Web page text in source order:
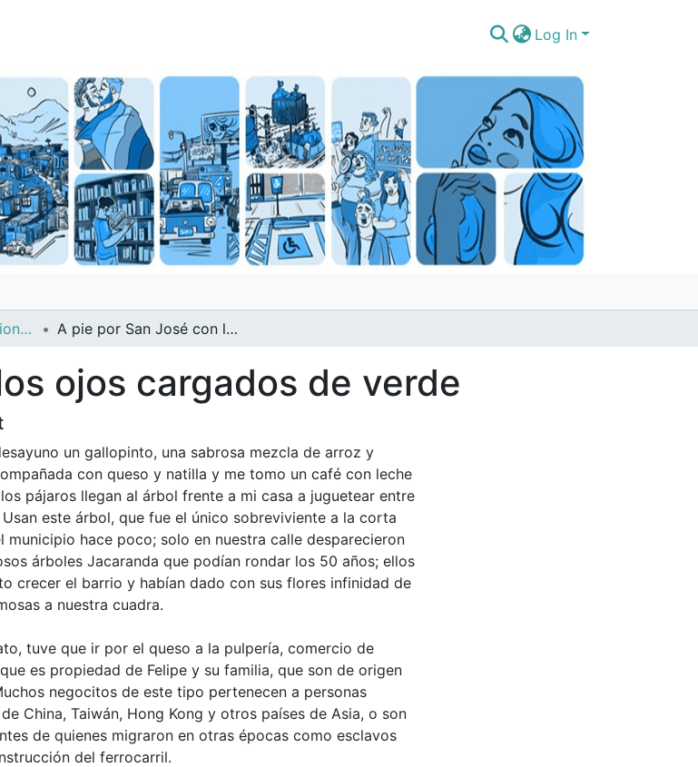
Log In
Artículos de publicaciones períodicas (revistas, boletines, diarios noticieros) A pie por San José con los ojos cargados de verde
ojos cargados de verde
un gallopinto, una sabrosa mezcla de arroz y
con queso y natilla y me tomo un café con leche
pájaros llegan al árbol frente a mi casa a juguetear entre
Usan este árbol, que fue el único sobreviviente a la corta
municipio hace poco; solo en nuestra calle desparecieron
árboles Jacaranda que podían rondar los 50 años; ellos
crecer el barrio y habían dado con sus flores infinidad de
a nuestra cuadra.
tuve que ir por el queso a la pulpería, comercio de
es propiedad de Felipe y su familia, que son de origen
negocitos de este tipo pertenecen a personas
China, Taiwán, Hong Kong y otros países de Asia, o son
de quienes migraron en otras épocas como esclavos
del ferrocarril.